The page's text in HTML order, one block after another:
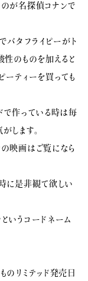
が名探偵コナンで
バタフライピーがト
性のものを加えると
ーティーを買っても
で作っている時は毎
します。
映画はご覧になら
に是非観て欲しい
いうコードネーム
のリミテッド発売日